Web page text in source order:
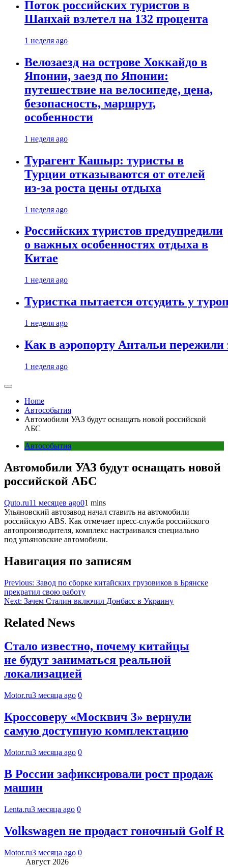
Поток российских туристов в
Шанхай взлетел на 132 процента
1 неделя ago
Велозаезд на острове Хоккайдо в
Японии, заезд по Японии:
путешествие на велосипеде, цена,
безопасность, маршрут,
особенности
1 неделя ago
Турагент Кашыр: туристы в
Турции отказываются от отелей
из-за роста цены отдыха
1 неделя ago
Российских туристов предупредили
о важных особенностях отдыха в
Китае
1 неделя ago
Туристка пытается отсудить у
1 неделя ago
Как в аэропорту Антальи
1 неделя ago
Home
Автособытия
Автомобили УАЗ будут оснащать новой российской
АБС
Автособытия
Автомобили УАЗ будут оснащать новой
российской АБС
Quto.ru11 месяцев ago01 mins
Ульяновский автозавод начал ставить на автомобили
российскую ABS. Как отмечает пресс-служба российского
автопроизводителя, комплекс настраивался специально
под ульяновские автомобили.
Навигация по записям
Previous: Завод по сборке китайских грузовиков в Брянске
прекратил свою работу
Next: Зачем Сталин включил Донбасс в Украину
Related News
Стало известно, почему китайцы
не будут заниматься реальной
локализацией
Motor.ru3 месяца ago 0
Кроссоверу «Москвич 3» вернули
самую доступную комплектацию
Motor.ru3 месяца ago 0
В России зафиксировали рост продаж
машин
Lenta.ru3 месяца ago 0
Volkswagen не продаст гоночный Golf R
Motor.ru3 месяца ago 0
Август 2026